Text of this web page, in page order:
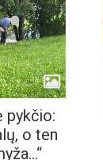
pykčio:
o ten